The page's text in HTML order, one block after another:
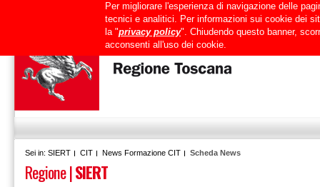
Mappa del sito RTRT Intranet
Sei in: SIERT CIT News Formazione CIT Scheda News
Regione|SIERT
Per migliorare l'esperienza di navigazione delle
tecnici e analitici. Per informazioni sui cookie dei
la "privacy policy". Chiudendo questo banner,
acconsenti all'uso dei cookie.